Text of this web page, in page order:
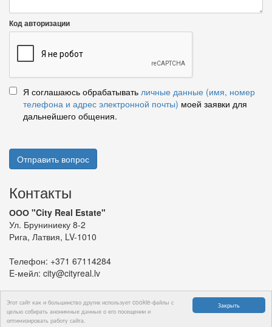
Закрыть
Этот сайт как и большинство других использует cookie-файлы с
целью собирать анонимные данные о его посещении и
оптимизировать работу сайта.
Код авторизации
Я соглашаюсь обрабатывать личные данные (имя, номер
телефона и адрес электронной почты) моей заявки для
дальнейшего общения.
Отправить вопрос
Контакты
ООО "City Real Estate"
Ул. Бруниниеку 8-2
Рига, Латвия, LV-1010
Телефон: +371 67114284
E-мейл: city@cityreal.lv
© 2024 ООО "City Real Estate"